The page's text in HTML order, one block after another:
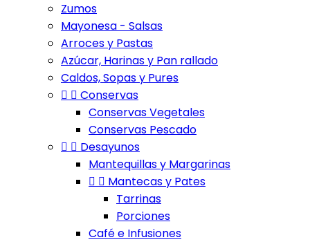
Zumos
Mayonesa - Salsas
Arroces y Pastas
Azúcar, Harinas y Pan rallado
Caldos, Sopas y Pures
  Conservas
Conservas Vegetales
Conservas Pescado
  Desayunos
Mantequillas y Margarinas
  Mantecas y Pates
Tarrinas
Porciones
Café e Infusiones